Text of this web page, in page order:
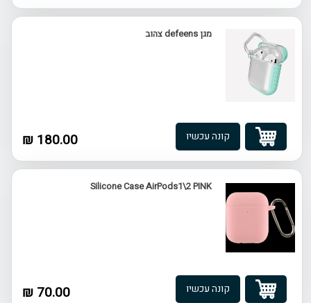
מגן defeens צהוב
180.00 ₪ קונה עכשיו
Silicone Case AirPods1\2 PINK
70.00 ₪ קונה עכשיו